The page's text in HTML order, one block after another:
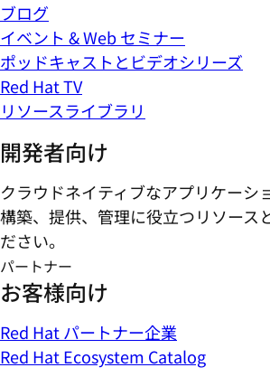
ブログ
イベント & Web セミナー
ポッドキャストとビデオシリーズ
Red Hat TV
リソースライブラリ
開発者向け
クラウドネイティブなアプリケーシ
構築、提供、管理に役立つリソース
ださい。
パートナー
お客様向け
Red Hat パートナー企業
Red Hat Ecosystem Catalog